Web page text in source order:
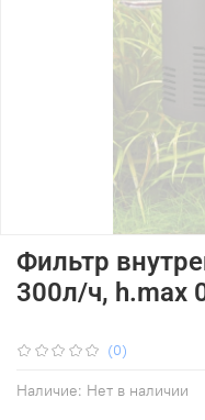
(0)
Наличие: Нет в наличии
Фильтр
300л/ч, h.max